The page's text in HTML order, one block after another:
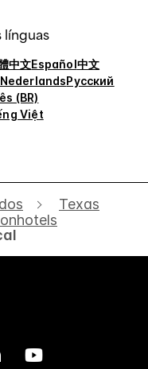
línguas
中文Español中文
NederlandsРусский
(BR)
Việt
Texas